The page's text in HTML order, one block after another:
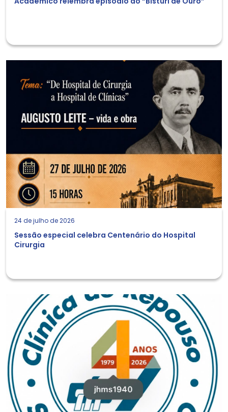
24 de julho de 2026
Sessão especial celebra Centenário do Hospital
Cirurgia